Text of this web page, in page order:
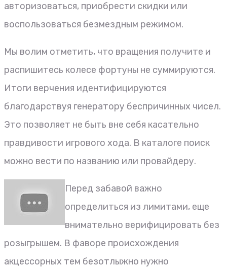
авторизоваться, приобрести скидки или
воспользоваться безмездным режимом.
Мы волим отметить, что вращения получите и
распишитесь колесе фортуны не суммируются.
Итоги верчения идентифицируются
благодарствуя генератору беспричинных чисел.
Это позволяет не быть вне себя касательно
правдивости игрового хода. В каталоге поиск
можно вести по названию или провайдеру.
Перед забавой важно
определиться из лимитами, еще
внимательно верифицировать без
розыгрышем. В фаворе происхождения
акцессорных тем безотлыжно нужно